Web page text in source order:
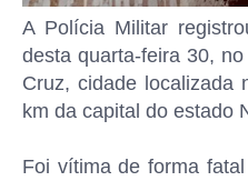
A Polícia Militar
desta quarta-feira 30,
Cruz, cidade localizada
km da capital do estado
Foi vítima de forma